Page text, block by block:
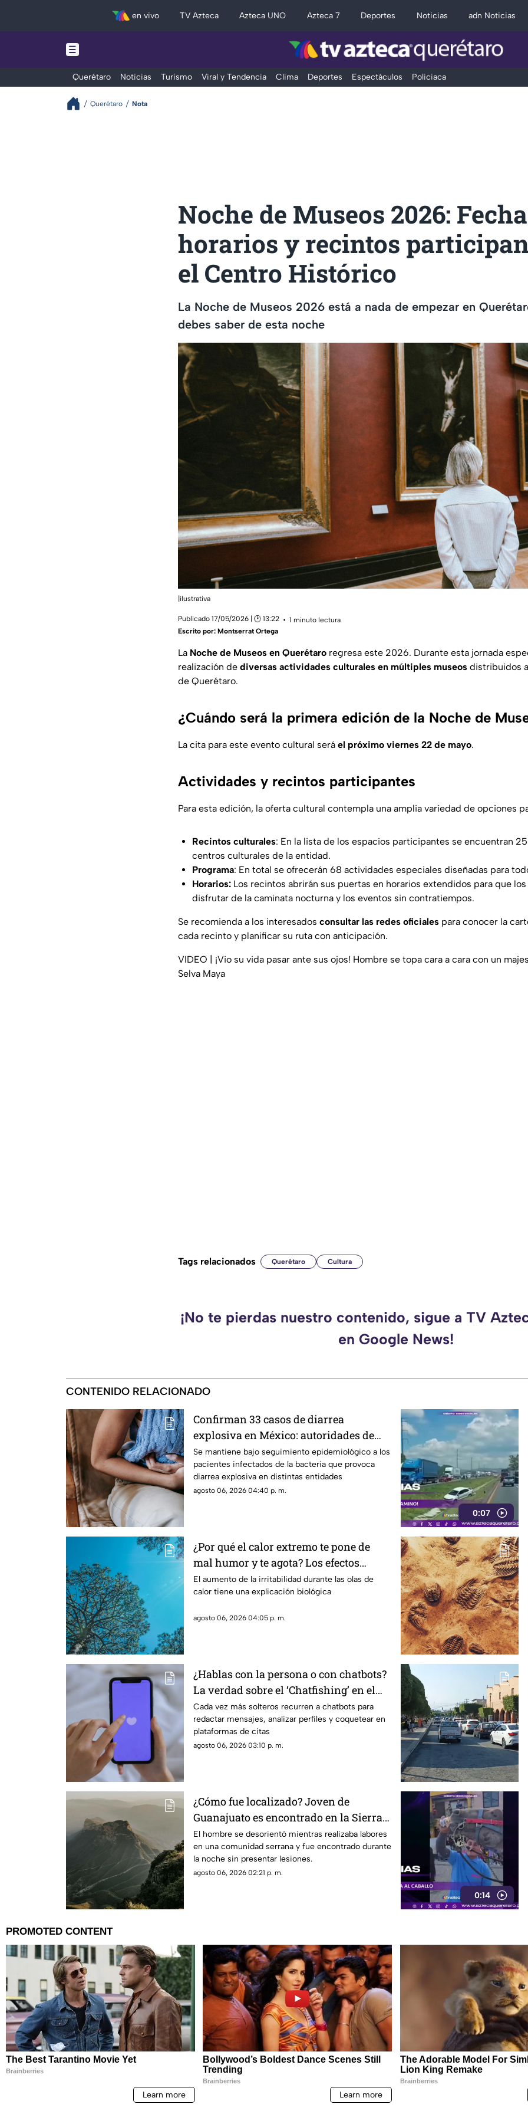
en vivo TV Azteca Azteca UNO Azteca 7 Deportes Noticias adn Noticias
Querétaro Noticias Turismo Viral y Tendencia Clima Deportes Espectáculos Policiaca
Querétaro Nota
Noche de Museos 2026:
horarios y recintos
el Centro Histórico
La Noche de Museos 2026 está a nada de empezar en
debes saber de esta noche
|ilustrativa
Publicado 17/05/2026 | 🕑 13:22
1 minuto lectura
Escrito por: Montserrat Ortega
La Noche de Museos en Querétaro regresa este 2026. Durante esta jornada
realización de diversas actividades culturales en múltiples museos distribuidos
de Querétaro.
¿Cuándo será la primera edición de la Noche de
La cita para este evento cultural será el próximo viernes 22 de mayo.
Actividades y recintos participantes
Para esta edición, la oferta cultural contempla una amplia variedad de opciones
Recintos culturales: En la lista de los espacios participantes se encuentran
centros culturales de la entidad.
Programa: En total se ofrecerán 68 actividades especiales diseñadas para
Horarios: Los recintos abrirán sus puertas en horarios extendidos para que
disfrutar de la caminata nocturna y los eventos sin contratiempos.
Se recomienda a los interesados consultar las redes oficiales para conocer la
cada recinto y planificar su ruta con anticipación.
VIDEO | ¡Vio su vida pasar ante sus ojos! Hombre se topa cara a cara con un
Selva Maya
Tags relacionados Querétaro Cultura
¡No te pierdas nuestro contenido, sigue a TV
en Google News!
CONTENIDO RELACIONADO
Confirman 33 casos de diarrea
explosiva en México: autoridades de
salud emiten recomendaciones
Se mantiene bajo seguimiento epidemiológico a los
pacientes infectados de la bacteria que provoca
diarrea explosiva en distintas entidades
agosto 06, 2026 04:40 p. m.
0:07
¿Por qué el calor extremo te pone de
mal humor y te agota? Los efectos
reales de las altas temperaturas en el
cuerpo
El aumento de la irritabilidad durante las olas de
calor tiene una explicación biológica
agosto 06, 2026 04:05 p. m.
¿Hablas con la persona o con chatbots?
La verdad sobre el ‘Chatfishing’ en el
coqueteo digital
Cada vez más solteros recurren a chatbots para
redactar mensajes, analizar perfiles y coquetear en
plataformas de citas
agosto 06, 2026 03:10 p. m.
¿Cómo fue localizado? Joven de
Guanajuato es encontrado en la Sierra
Gorda de Querétaro
El hombre se desorientó mientras realizaba labores
en una comunidad serrana y fue encontrado durante
la noche sin presentar lesiones.
agosto 06, 2026 02:21 p. m.
0:14